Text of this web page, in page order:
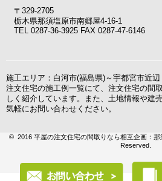
〒329-2705
栃木県那須塩原市南郷屋4-16-1
TEL 0287-36-3925 FAX 0287-47-6146
施工エリア：白河市(福島県)～宇都宮市近辺
注文住宅の施工例一覧にて、注文住宅の間
しく紹介しています。また、土地情報や建
気軽にお問い合わせください。
© 2016 平屋の注文住宅の間取りなら相互企画：那
Reserved.